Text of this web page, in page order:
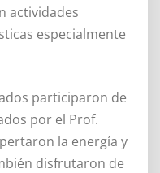
actividades
especialmente
participaron de
por el Prof.
la energía y
disfrutaron de